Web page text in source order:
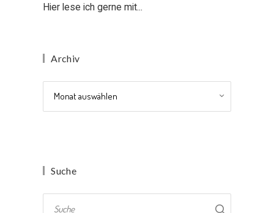
Hier lese ich gerne mit...
Archiv
Suche